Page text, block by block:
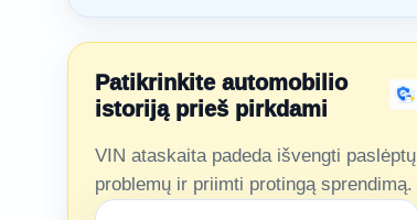
Patikrinkite automobilio
istoriją prieš pirkdami
VIN ataskaita padeda išvengti paslėptų
problemų ir priimti protingą sprendimą.